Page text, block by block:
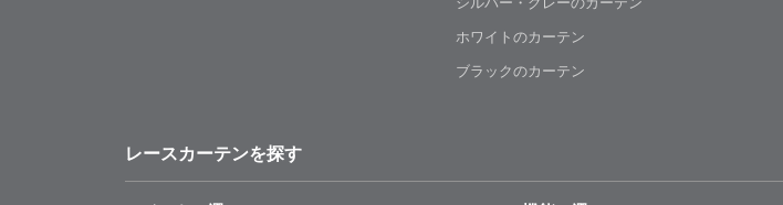
ホワイトのカーテン
ブラックのカーテン
レースカーテンを探す